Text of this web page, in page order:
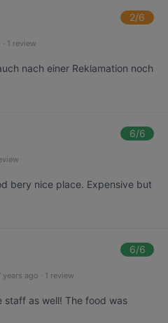
2/6
· 1 review
nach einer Reklamation noch
6/6
bery nice place. Expensive but
6/6
years ago · 1 review
staff as well! The food was